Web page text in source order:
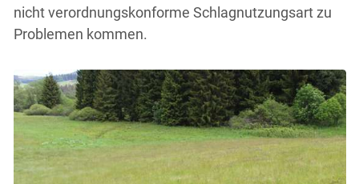
nicht verordnungskonforme Schlagnutzungsart zu
Problemen kommen.